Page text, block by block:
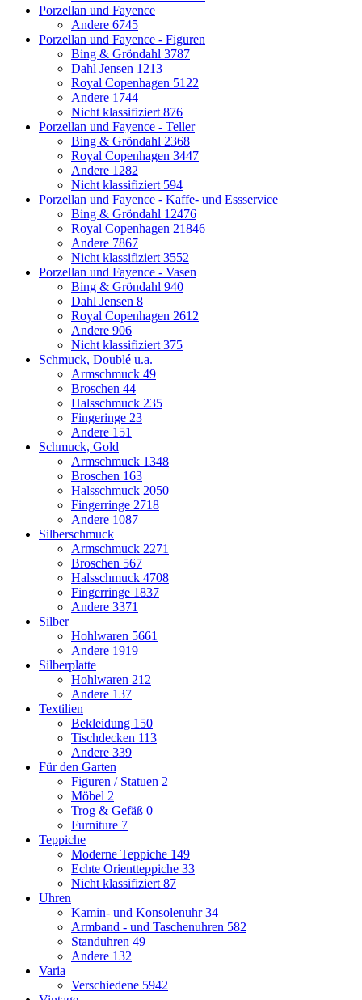
Porzellan und Fayence
Andere 6745
Porzellan und Fayence - Figuren
Bing & Gröndahl 3787
Dahl Jensen 1213
Royal Copenhagen 5122
Andere 1744
Nicht klassifiziert 876
Porzellan und Fayence - Teller
Bing & Gröndahl 2368
Royal Copenhagen 3447
Andere 1282
Nicht klassifiziert 594
Porzellan und Fayence - Kaffe- und Essservice
Bing & Gröndahl 12476
Royal Copenhagen 21846
Andere 7867
Nicht klassifiziert 3552
Porzellan und Fayence - Vasen
Bing & Gröndahl 940
Dahl Jensen 8
Royal Copenhagen 2612
Andere 906
Nicht klassifiziert 375
Schmuck, Doublé u.a.
Armschmuck 49
Broschen 44
Halsschmuck 235
Fingeringe 23
Andere 151
Schmuck, Gold
Armschmuck 1348
Broschen 163
Halsschmuck 2050
Fingerringe 2718
Andere 1087
Silberschmuck
Armschmuck 2271
Broschen 567
Halsschmuck 4708
Fingerringe 1837
Andere 3371
Silber
Hohlwaren 5661
Andere 1919
Silberplatte
Hohlwaren 212
Andere 137
Textilien
Bekleidung 150
Tischdecken 113
Andere 339
Für den Garten
Figuren / Statuen 2
Möbel 2
Trog & Gefäß 0
Furniture 7
Teppiche
Moderne Teppiche 149
Echte Orientteppiche 33
Nicht klassifiziert 87
Uhren
Kamin- und Konsolenuhr34
Armband - und Taschenuhren 582
Standuhren 49
Andere 132
Varia
Verschiedene 5942